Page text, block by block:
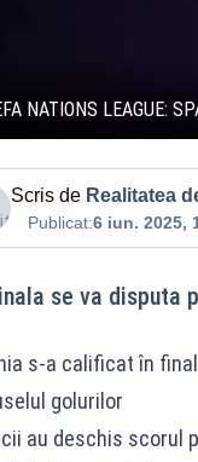
NATIONS LEAGUE:
Scris de Realitatea
Publicat:6 iun. 2025,
se va disputa
s-a calificat în
golurilor
au deschis scorul